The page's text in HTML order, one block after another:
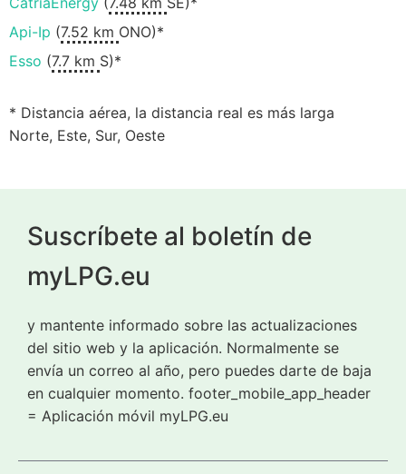
Api-Ip (7.52 km ONO)*
Esso (7.7 km S)*
* Distancia aérea, la distancia real es más larga
Norte, Este, Sur, Oeste
Suscríbete al boletín de
myLPG.eu
y mantente informado sobre las actualizaciones
del sitio web y la aplicación. Normalmente se
envía un correo al año, pero puedes darte de baja
en cualquier momento. footer_mobile_app_header
= Aplicación móvil myLPG.eu